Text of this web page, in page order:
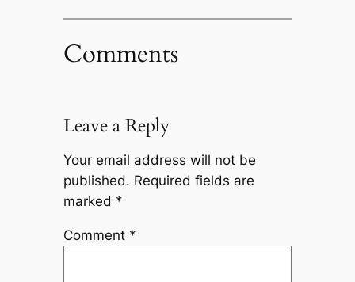
Comments
Leave a Reply
Your email address will not be
published. Required fields are
marked *
Comment *